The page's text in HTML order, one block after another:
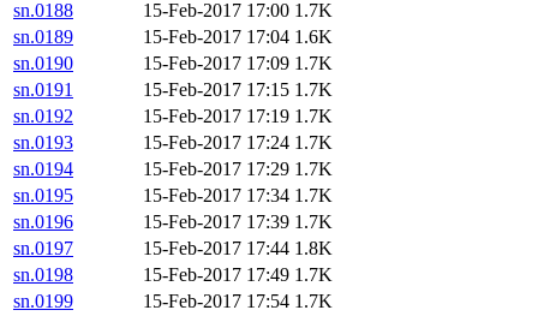
sn.0188
15-Feb-2017 17:00 1.7K
sn.0189
15-Feb-2017 17:04 1.6K
sn.0190
15-Feb-2017 17:09 1.7K
sn.0191
15-Feb-2017 17:15 1.7K
sn.0192
15-Feb-2017 17:19 1.7K
sn.0193
15-Feb-2017 17:24 1.7K
sn.0194
15-Feb-2017 17:29 1.7K
sn.0195
15-Feb-2017 17:34 1.7K
sn.0196
15-Feb-2017 17:39 1.7K
sn.0197
15-Feb-2017 17:44 1.8K
sn.0198
15-Feb-2017 17:49 1.7K
sn.0199
15-Feb-2017 17:54 1.7K